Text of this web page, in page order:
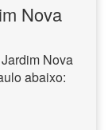
Nova
Nova
abaixo: